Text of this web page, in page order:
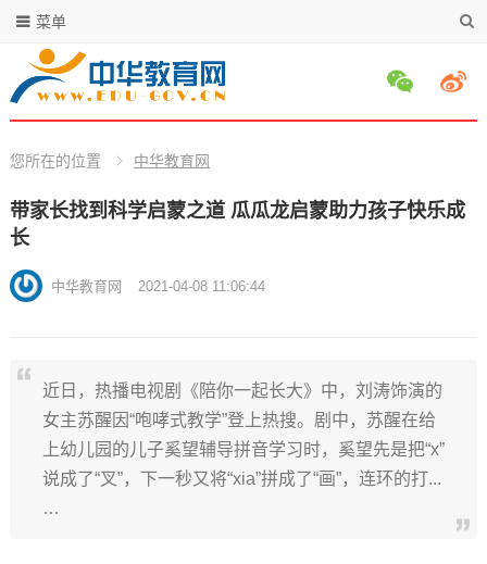
菜单
您所在的位置 中华教育网
带家长找到科学启蒙之道 瓜瓜龙启蒙助力孩子快乐成
长
中华教育网 2021-04-08 11:06:44
近日，热播电视剧《陪你一起长大》中，刘涛饰演的
女主苏醒因“咆哮式教学”登上热搜。剧中，苏醒在给
上幼儿园的儿子奚望辅导拼音学习时，奚望先是把“x”
说成了“叉”，下一秒又将“xia”拼成了“画”，连环的打...
…